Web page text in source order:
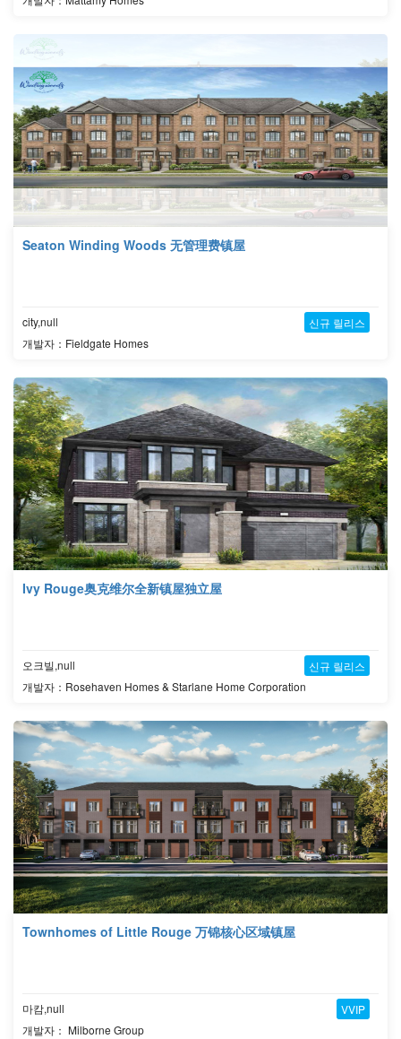
Seaton Winding Woods 无管理费镇屋
city,null
개발자：Fieldgate Homes
신규 릴리스
Ivy Rouge奥克维尔全新镇屋独立屋
오크빌,null
개발자：Rosehaven Homes & Starlane Home Corporation
신규 릴리스
Townhomes of Little Rouge 万锦核心区域镇屋
마캄,null
개발자： Milborne Group
VVIP